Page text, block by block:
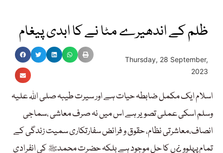
ظلم کے اندھیرے مٹا نے کا ابدی پیغام
Thursday, 28 September,
2023
اسلام ایک مکمل ضابطہ حیات ہے اور سیرت طیبہ صلی اللہ علیہ
وسلم اسکی عملی تصویر ہے اس میں نہ صرف معاشی ،سماجی
انصاف،معاشرتی نظام، حقوق و فرائض سفارتکاری سمیت زندگی کے
تمام پہلوو ¿ں کا حل موجود ہے بلکہ حضرت محمدﷺ کی انفرادی